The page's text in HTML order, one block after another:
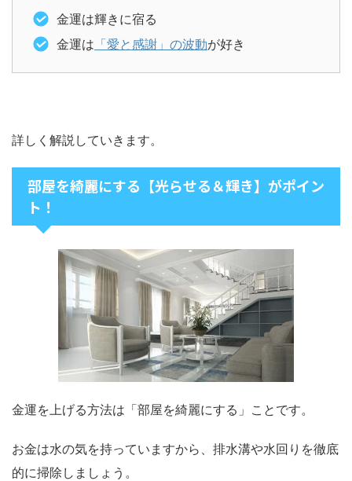
金運は輝きに宿る
金運は 「愛と感謝」の波動が好き
詳しく解説していきます。
部屋を綺麗にする【光らせる＆輝き】がポイン
ト！
金運を上げる方法は「部屋を綺麗にする」ことです。
お金は水の気を持っていますから、排水溝や水回りを徹底
的に掃除しましょう。